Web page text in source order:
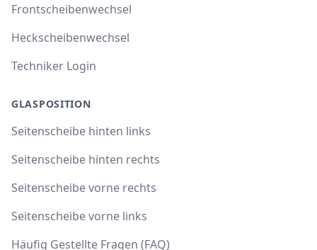
Frontscheibenwechsel
Heckscheibenwechsel
Techniker Login
GLASPOSITION
Seitenscheibe hinten links
Seitenscheibe hinten rechts
Seitenscheibe vorne rechts
Seitenscheibe vorne links
Häufig Gestellte Fragen (FAQ)